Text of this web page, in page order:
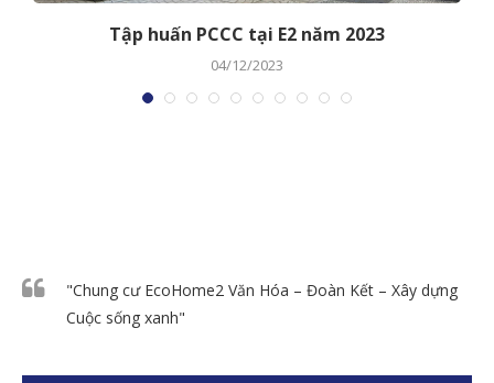
Tập huấn PCCC tại E2 năm 2023
04/12/2023
"Chung cư EcoHome2 Văn Hóa – Đoàn Kết – Xây dựng
Cuộc sống xanh"